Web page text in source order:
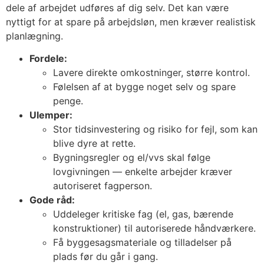
dele af arbejdet udføres af dig selv. Det kan være
nyttigt for at spare på arbejdsløn, men kræver realistisk
planlægning.
Fordele:
Lavere direkte omkostninger, større kontrol.
Følelsen af at bygge noget selv og spare
penge.
Ulemper:
Stor tidsinvestering og risiko for fejl, som kan
blive dyre at rette.
Bygningsregler og el/vvs skal følge
lovgivningen — enkelte arbejder kræver
autoriseret fagperson.
Gode råd:
Uddeleger kritiske fag (el, gas, bærende
konstruktioner) til autoriserede håndværkere.
Få byggesagsmateriale og tilladelser på
plads før du går i gang.